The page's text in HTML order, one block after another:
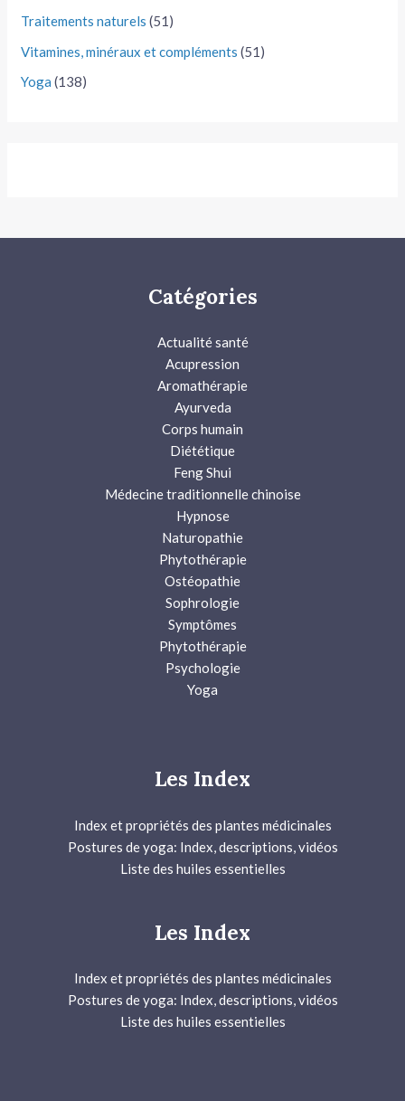
Traitements naturels (51)
Vitamines, minéraux et compléments (51)
Yoga (138)
Catégories
Actualité santé
Acupression
Aromathérapie
Ayurveda
Corps humain
Diététique
Feng Shui
Médecine traditionnelle chinoise
Hypnose
Naturopathie
Phytothérapie
Ostéopathie
Sophrologie
Symptômes
Phytothérapie
Psychologie
Yoga
Les Index
Index et propriétés des plantes médicinales
Postures de yoga: Index, descriptions, vidéos
Liste des huiles essentielles
Les Index
Index et propriétés des plantes médicinales
Postures de yoga: Index, descriptions, vidéos
Liste des huiles essentielles